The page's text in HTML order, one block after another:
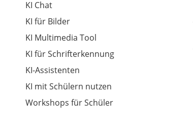
KI Chat
KI für Bilder
KI Multimedia Tool
KI für Schrifterkennung
KI-Assistenten
KI mit Schülern nutzen
Workshops für Schüler